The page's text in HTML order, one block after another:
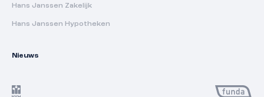
Hans Janssen Zakelijk
Hans Janssen Hypotheken
Nieuws